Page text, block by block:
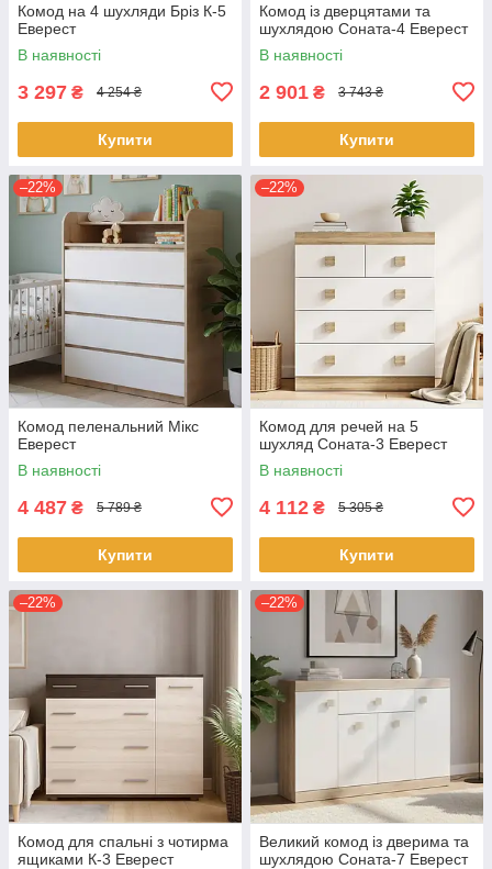
Комод на 4 шухляди Бріз К-5
Еверест
В наявності
3 297 ₴ 4 254 ₴
Купити
Комод із дверцятами та
шухлядою Соната-4 Еверест
В наявності
2 901 ₴ 3 743 ₴
Купити
–22%
Комод пеленальний Мікс
Еверест
В наявності
4 487 ₴ 5 789 ₴
Купити
–22%
Комод для речей на 5
шухляд Соната-3 Еверест
В наявності
4 112 ₴ 5 305 ₴
Купити
–22%
Комод для спальні з чотирма
ящиками К-3 Еверест
–22%
Великий комод із дверима та
шухлядою Соната-7 Еверест